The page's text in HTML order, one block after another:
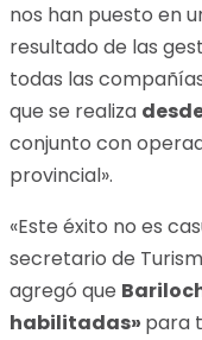
nos han puesto en
resultado de las
todas las
que se realiza
conjunto con
provincial».
«Este éxito no es
secretario de
agregó que
habilitadas» para